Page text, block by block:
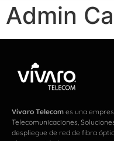
Admin
Vívaro Telecom es una
Telecomunicaciones,
despliegue de red de fibra